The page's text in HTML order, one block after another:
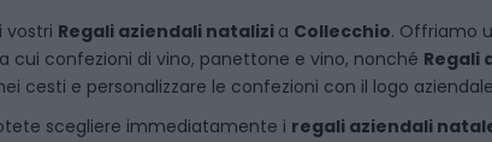
vostri Regali aziendali natalizi a Collecchio. Offriamo
cui confezioni di vino, panettone e vino, nonché Regali
cesti e personalizzare le confezioni con il logo
scegliere immediatamente i regali aziendali